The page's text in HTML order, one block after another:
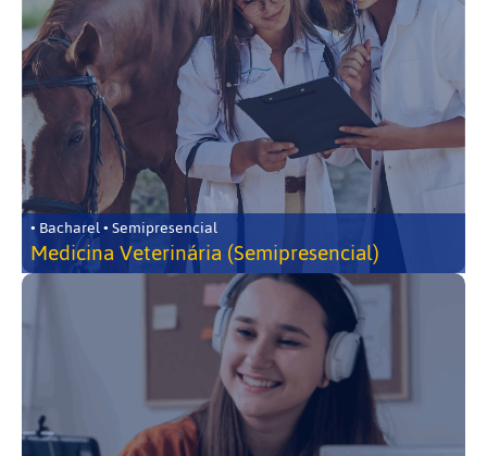
• Bacharel • Semipresencial
Medicina Veterinária (Semipresencial)